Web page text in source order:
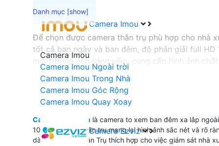
Camera Imou
Camera Imou
Camera Imou Ngoài trời
Camera Imou Trong Nhà
Camera Imou Góc Rộng
Camera Imou Quay Xoay
Camera Ezviz
Để chọn được camera thân trụ phù hợp cho nhà
tốt cả ban ngày và ban đêm, độ phân giải full
môi trường ánh sáng yếu. cung cấp hình ảnh
Camera Thân Trụ là camera to xem ban đêm xa lắp
1080p camera thân trụ mang lại hình ảnh sắc nét và rõ
dàng Camera Thân Trụ thích hợp cho việc giám sát nhà